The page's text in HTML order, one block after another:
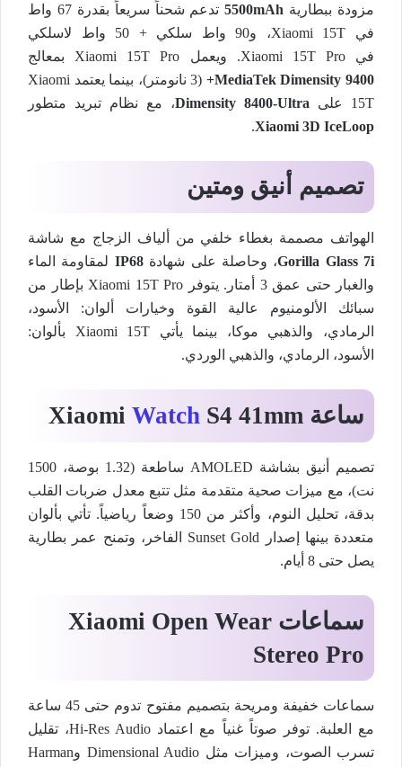
مزودة ببطارية 5500mAh
تدعم شحناً سريعاً بقدرة 67 واط
في Xiaomi 15T، و90 واط سلكي + 50 واط لاسلكي
في Xiaomi 15T Pro. ويعمل Xiaomi 15T Pro بمعالج
MediaTek Dimensity 9400+
(3 نانومتر)، بينما يعتمد Xiaomi
15T على
Dimensity 8400-Ultra، مع نظام تبريد متطور
Xiaomi 3D IceLoop
.
تصميم أنيق ومتين
الهواتف مصممة بغطاء خلفي من ألياف الزجاج مع شاشة
Gorilla Glass 7i، وحاصلة على شهادةIP68 لمقاومة الماء
والغبار حتى عمق 3 أمتار. يتوفر Xiaomi 15T Pro بإطار من
سبائك الألومنيوم عالية القوة وخيارات ألوان: الأسود،
الرمادي، والذهبي موكا، بينما يأتي Xiaomi 15T بألوان:
الأسود، الرمادي، والذهبي الوردي.
ساعة Watch S4 41mm
تصميم أنيق بشاشة AMOLED ساطعة (1.32 بوصة، 1500
نت)، مع ميزات صحية متقدمة مثل تتبع معدل ضربات القلب
بدقة، تحليل النوم، وأكثر من 150 وضعاً رياضياً. تأتي بألوان
متعددة بينها إصدار Sunset Gold الفاخر، وتمنح عمر بطارية
يصل حتى 8 أيام.
سماعات Xiaomi Open Wear
Stereo Pro
سماعات خفيفة ومريحة بتصميم مفتوح تدوم حتى 45 ساعة
مع العلبة. توفر صوتاً غنياً مع اعتماد Hi-Res Audio، تقليل
تسرب الصوت، وميزات مثل Dimensional Audio وHarman